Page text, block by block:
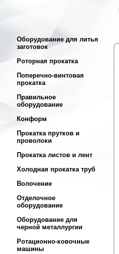
Оборудование для литья
заготовок
Роторная прокатка
Поперечно-винтовая
прокатка
Правильное
оборудование
Конформ
Прокатка прутков и
проволоки
Прокатка листов и лент
Холодная прокатка труб
Волочение
Отделочное
оборудование
Оборудование для
черной металлургии
Ротационно-ковочные
машины